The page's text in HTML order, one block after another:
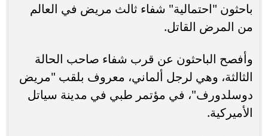
باحثون "احتمالية" شفاء ثالث مريض في العالم
من المرض القاتل.
وأفصح الباحثون عن قرب شفاء صاحب الحالة
الثالثة، وهي لرجل ألماني، معروف بلقب "مريض
دوسلدورف"، في مؤتمر طبي في مدينة سياتل
الأميركية.